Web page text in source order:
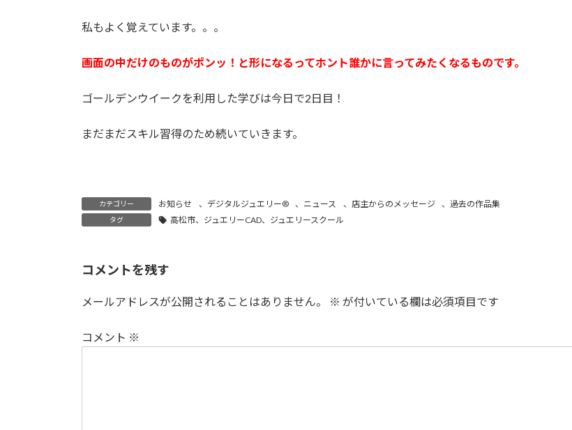
私もよく覚えています。。。
画面の中だけのものがポンッ！と形になるってホント誰かに言ってみたくなるものです。
ゴールデンウイークを利用した学びは今日で2日目！
まだまだスキル習得のため続いていきます。
カテゴリー お知らせ 、 デジタルジュエリー® 、 ニュース 、 店主からのメッセージ 、過去の作品集
タグ 高松市、ジュエリーCAD、ジュエリースクール
コメントを残す
メールアドレスが公開されることはありません。 ※ が付いている欄は必須項目です
コメント ※